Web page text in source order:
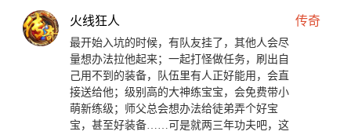
火线狂人 传奇
最开始入坑的时候，有队友挂了，其他人会尽
量想办法拉他起来；一起打怪做任务，刷出自
己用不到的装备，队伍里有人正好能用，会直
接送给他；级别高的大神练宝宝，会免费带小
萌新练级；师父总会想办法给徒弟弄个好宝
宝，甚至好装备……可是就两三年功夫吧，这